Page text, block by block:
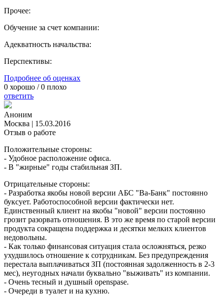
Прочее:
Обучение за счет компании:
Адекватность начальства:
Перспективы:
Подробнее об оценках
0 хорошо /0 плохо
ответить
Аноним
Москва | 15.03.2016
Отзыв о работе
Положительные стороны:
- Удобное расположение офиса.
- В "жирные" годы стабильная ЗП.
Отрицательные стороны:
- Разработка якобы новой версии АБС "Ва-Банк" постоянно
буксует. Работоспособной версии фактически нет.
Единственный клиент на якобы "новой" версии постоянно
грозит разорвать отношения. В это же время по старой версии
продукта сокращена поддержка и десятки мелких клиентов
недовольны.
- Как только финансовая ситуация стала осложняться, резко
ухудшилось отношение к сотрудникам. Без предупреждения
перестала выплачиваться ЗП (постоянная задолженность в 2-3
мес), неугодных начали буквально "выживать" из компании.
- Очень тесный и душный openspase.
- Очереди в туалет и на кухню.